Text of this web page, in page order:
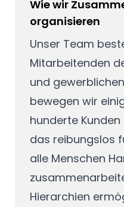
Wie wir
organisieren
Unser Team
Mitarbeitenden
und
bewegen wir
hunderte
das reibungslos
alle Menschen
Hierarchien